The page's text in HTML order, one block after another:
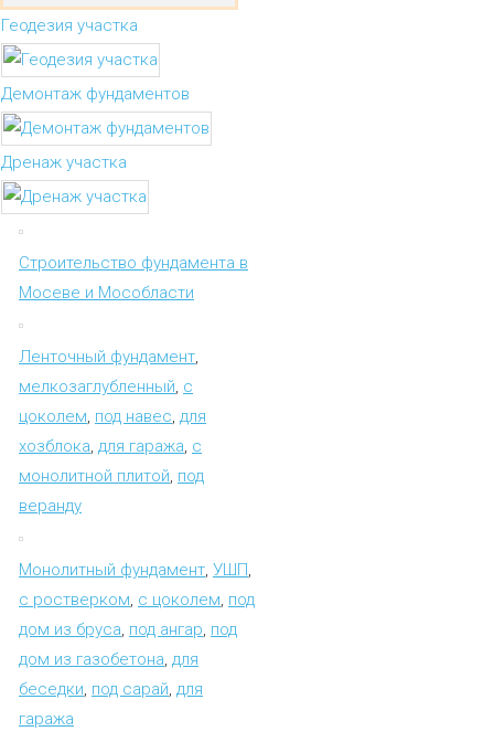
Геодезия участка
Демонтаж фундаментов
Дренаж участка
Строительство фундамента в
Мосеве и Мособласти
Ленточный фундамент
мелкозаглубленный с
цоколем под навес для
хозблока для гаража с
монолитной плитой под
веранду
Монолитный фундамент УШП
с ростверком с цоколем под
дом из бруса под ангар под
дом из газобетона для
беседки под сарай для
гаража